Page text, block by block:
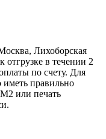
Лихоборская
отгрузке в течении 2
по счету. Для
иметь правильно
или печать